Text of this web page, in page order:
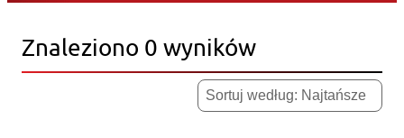
Znaleziono 0 wyników